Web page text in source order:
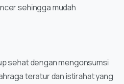
sehingga mudah
sehat dengan mengonsumsi
teratur dan istirahat yang